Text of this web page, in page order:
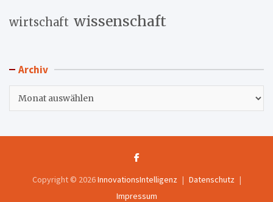
wirtschaft wissenschaft
Archiv
Copyright © 2026InnovationsIntelligenz
Datenschutz
Impressum